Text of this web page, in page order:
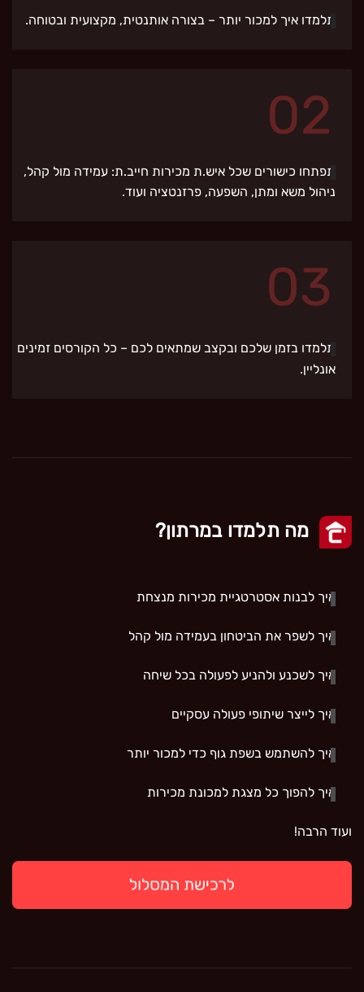
תלמדו איך למכור יותר – בצורה אותנטית, מקצועית ובטוחה.
תפתחו כישורים שכל איש.ת מכירות חייב.ת: עמידה מול קהל,
ניהול משא ומתן, השפעה, פרזנטציה ועוד.
תלמדו בזמן שלכם ובקצב שמתאים לכם – כל הקורסים זמינים
אונליין.
מה תלמדו במרתון?
איך לבנות אסטרטגיית מכירות מנצחת
איך לשפר את הביטחון בעמידה מול קהל
איך לשכנע ולהניע לפעולה בכל שיחה
איך לייצר שיתופי פעולה עסקיים
איך להשתמש בשפת גוף כדי למכור יותר
איך להפוך כל מצגת למכונת מכירות
ועוד הרבה!